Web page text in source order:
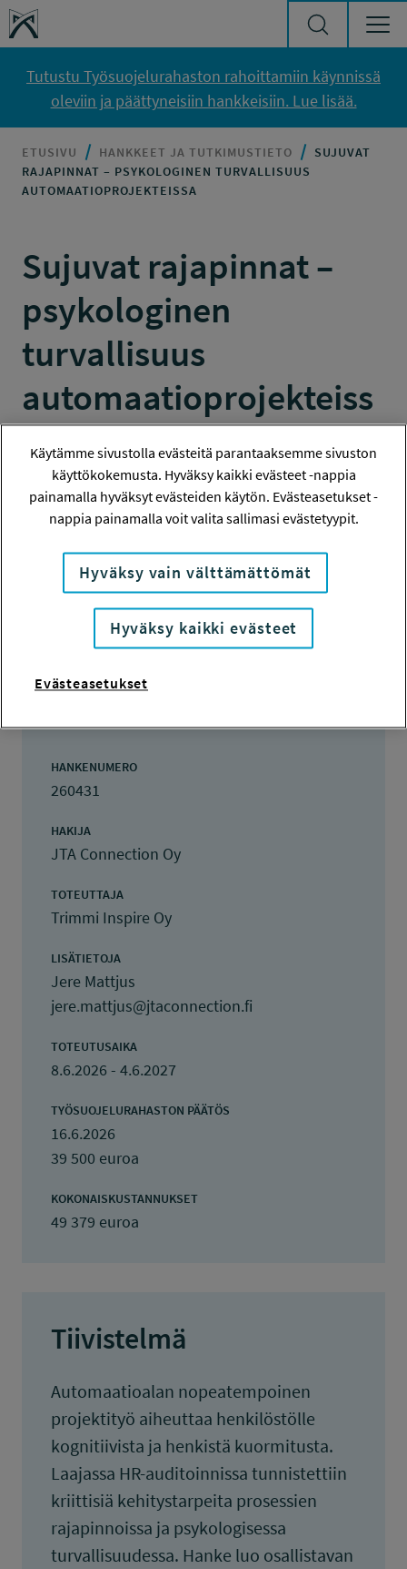
Siirry sisältöön
Työsuojelurahasto
Tutustu Työsuojelurahaston rahoittamiin käynnissä
oleviin ja päättyneisiin hankkeisiin. Lue lisää.
ETUSIVU HANKKEET JA TUTKIMUSTIETO
SUJUVAT
RAJAPINNAT – PSYKOLOGINEN TURVALLISUUS
AUTOMAATIOPROJEKTEISSA
Sujuvat rajapinnat –
psykologinen
turvallisuus
automaatioprojekteiss
a
KEHITTÄMISRAHOITUS
Hanketiedot
Tiivistelmä
HANKENUMERO
260431
HAKIJA
JTA Connection Oy
TOTEUTTAJA
Trimmi Inspire Oy
LISÄTIETOJA
Jere Mattjus
jere.mattjus@jtaconnection.fi
TOTEUTUSAIKA
8.6.2026 - 4.6.2027
TYÖSUOJELURAHASTON PÄÄTÖS
16.6.2026
39 500 euroa
KOKONAISKUSTANNUKSET
49 379 euroa
Tiivistelmä
Automaatioalan nopeatempoinen
projektityö aiheuttaa henkilöstölle
kognitiivista ja henkistä kuormitusta.
Laajassa HR-auditoinnissa tunnistettiin
kriittisiä kehitystarpeita prosessien
rajapinnoissa ja psykologisessa
turvallisuudessa. Hanke luo osallistavan
Käytämme sivustolla evästeitä parantaaksemme sivuston
käyttökokemusta. Hyväksy kaikki evästeet -nappia
painamalla hyväksyt evästeiden käytön. Evästeasetukset -
nappia painamalla voit valita sallimasi evästetyypit.
Hyväksy vain välttämättömät
Hyväksy kaikki evästeet
Evästeasetukset